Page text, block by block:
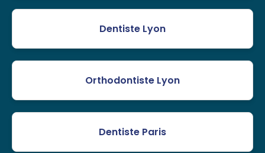
Dentiste Lyon
Orthodontiste Lyon
Dentiste Paris